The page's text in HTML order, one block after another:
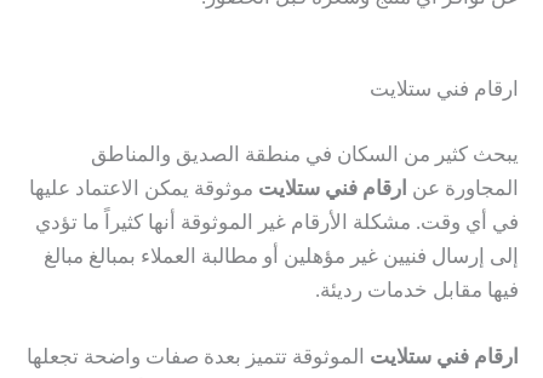
ارقام فني ستلايت
يبحث كثير من السكان في منطقة الصديق والمناطق
المجاورة عن ارقام فني ستلايت موثوقة يمكن الاعتماد عليها
في أي وقت. مشكلة الأرقام غير الموثوقة أنها كثيراً ما تؤدي
إلى إرسال فنيين غير مؤهلين أو مطالبة العملاء بمبالغ مبالغ
فيها مقابل خدمات رديئة.
ارقام فني ستلايت الموثوقة تتميز بعدة صفات واضحة تجعلها